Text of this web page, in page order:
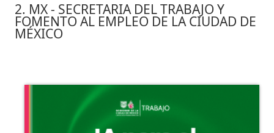
2. MX - SECRETARIA DEL TRABAJO Y
FOMENTO AL EMPLEO DE LA CIUDAD DE
MÉXICO